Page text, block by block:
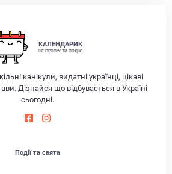
КАЛЕНДАРИК
НЕ ПРОПУСТИ ПОДІЮ
канікули, видатні українці, цікаві
Дізнайся що відбувається в Україні
сьогодні.
Події та свята